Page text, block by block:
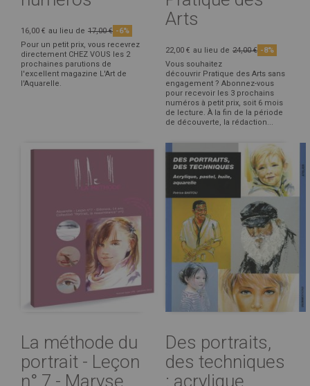
16,00 € au lieu de 17,00 € -6%
Pour un petit prix, vous recevrez
directement CHEZ VOUS les 2
prochaines parutions de
l'excellent magazine L'Art de
l'Aquarelle.
Arts
22,00 € au lieu de 24,00 € -8%
Vous souhaitez
découvrir Pratique des Arts sans
engagement ? Abonnez-vous
pour recevoir les 3 prochains
numéros à petit prix, soit 6 mois
de lecture. À la fin de la période
de découverte, la rédaction...
La méthode du
portrait - Leçon
n° 7 - Maryse
Des portraits,
des techniques
: acrylique,